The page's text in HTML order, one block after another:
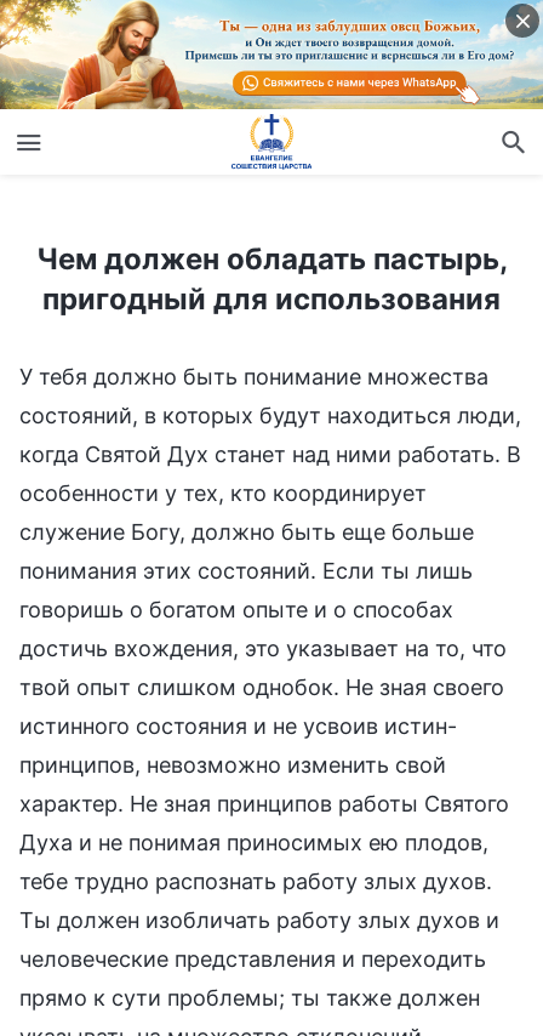
Чем должен обладать пастырь,
пригодный для использования
У тебя должно быть понимание множества
состояний, в которых будут находиться люди,
когда Святой Дух станет над ними работать. В
особенности у тех, кто координирует
служение Богу, должно быть еще больше
понимания этих состояний. Если ты лишь
говоришь о богатом опыте и о способах
достичь вхождения, это указывает на то, что
твой опыт слишком однобок. Не зная своего
истинного состояния и не усвоив истин-
принципов, невозможно изменить свой
характер. Не зная принципов работы Святого
Духа и не понимая приносимых ею плодов,
тебе трудно распознать работу злых духов.
Ты должен изобличать работу злых духов и
человеческие представления и переходить
прямо к сути проблемы; ты также должен